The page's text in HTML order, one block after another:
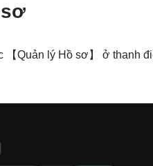
【Quản lý Hồ sơ】 ở thanh